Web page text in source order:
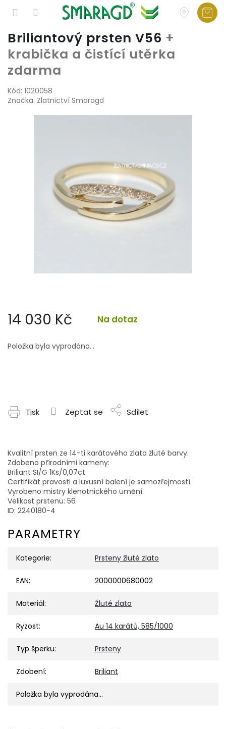
Přejít
obsah
Briliantový prsten V56 +
krabička a čistící utěrka
zdarma
Kód: 1020058
Značka: Zlatnictví Smaragd
14 030 Kč Na dotaz
cena:
Položka byla vyprodána…
Tisk Zeptat se Sdílet
Kvalitní prsten ze 14-ti karátového zlata žluté barvy.
Zdobeno přírodními kameny:
Briliant SI/G 1Ks/0,07ct
Certifikát pravosti a luxusní balení je samozřejmostí.
Vyrobeno mistry klenotnického umění.
Velikost prstenu: 56
ID: 2240180-4
PARAMETRY
Kategorie: Prsteny žluté zlato
EAN: 2000000680002
Materiál: Žluté zlato
Ryzost: Au 14 karátů, 585/1000
Typ šperku: Prsteny
Zdobení: Briliant
Položka byla vyprodána…